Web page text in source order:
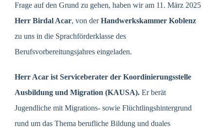
Frage auf den Grund zu gehen, haben wir am 11. März 2025
Herr Birdal Acar, von derHandwerkskammer Koblenz
zu uns in die Sprachförderklasse des
Berufsvorbereitungsjahres eingeladen.
Herr Acar ist Serviceberater der Koordinierungsstelle
Ausbildung und Migration (KAUSA). Er berät
Jugendliche mit Migrations- sowie Flüchtlingshintergrund
rund um das Thema berufliche Bildung und duales